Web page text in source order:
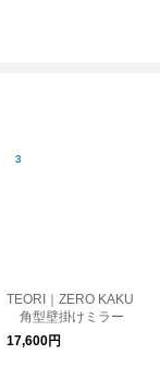
TEORI｜ZERO KAKU
角型壁掛けミラー
17,600円